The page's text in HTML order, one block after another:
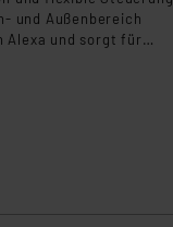
und Außenbereich
Alexa und sorgt für